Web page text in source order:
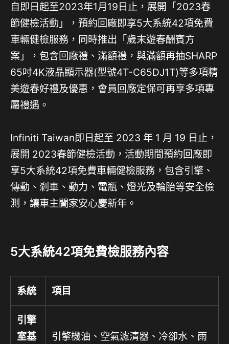
自即日起至2023年1月19日止，展開「2023春
節健檢活動」，預約回廠即享5大系統42項免費
車輛健檢服務，同時推出「歲末遊春酬賓方
案」，包含回廠禮、滿額禮，與滿額再抽SHARP
65吋4K液晶顯示器(型號4T-C65DJ1T)等多項精
美遊春好禮及優惠，會員回廠定保可再享多項專
屬禮遇。
Infiniti Taiwan即日起至 2023 年 1 月 19 日止，
展開 2023春節健檢活動，活動期間預約回廠即
享5大系統42項免費車輛健檢服務，包含引擎、
傳動、剎車、動力、電瓶、燈光及輪胎等安全檢
測，讓車主闔家安心慶新年。
5大系統42項免費檢服務內容
系統 項目
引擎
室基
引擎機油、空氣濾清器、冷卻水、雨